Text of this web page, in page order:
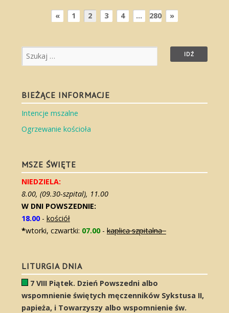
« 1 2 3 4 … 280 »
BIEŻĄCE INFORMACJE
Intencje mszalne
Ogrzewanie kościoła
MSZE ŚWIĘTE
NIEDZIELA:
8.00, (09.30-szpital), 11.00
W DNI POWSZEDNIE:
18.00 - kościół
*wtorki, czwartki: 07.00 - kaplica szpitalna
LITURGIA DNIA
7 VIII Piątek. Dzień Powszedni albo
wspomnienie świętych męczenników Sykstusa II,
papieża, i Towarzyszy albo wspomnienie św.